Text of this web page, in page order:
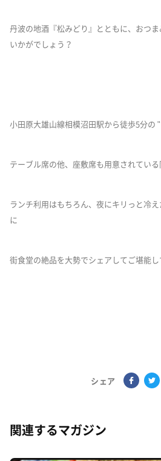
丹波の地酒『松みどり』とともに、おつ
いかがでしょう？
小田原大雄山線相模沼田駅から徒歩5分の "
テーブル席の他、座敷席も用意されている
ランチ利用はもちろん、夜にキリっと冷
に
街食堂の絶品を大勢でシェアしてご堪能し
シェア
関連するマガジン